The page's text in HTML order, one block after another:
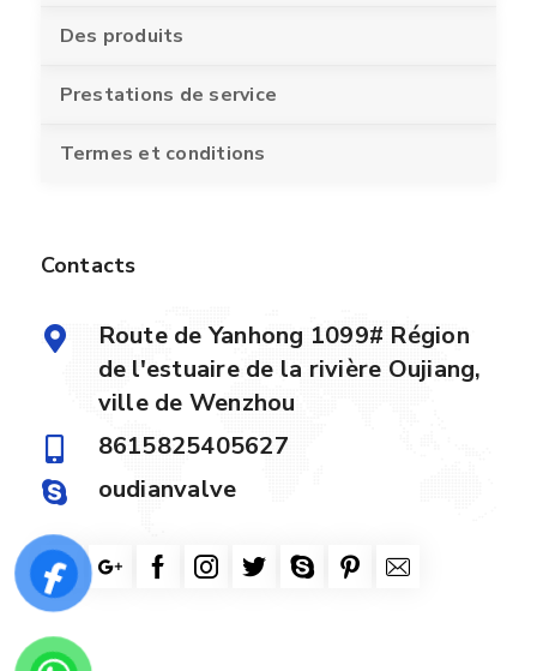
Des produits
Prestations de service
Termes et conditions
Contacts
Route de Yanhong 1099# Région
de l'estuaire de la rivière Oujiang,
ville de Wenzhou
8615825405627
oudianvalve